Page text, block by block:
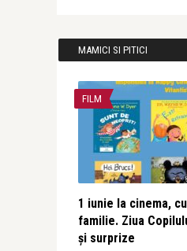
MAMICI SI PITICI
FILM
1 iunie la cinema,
familie. Ziua
și surprize